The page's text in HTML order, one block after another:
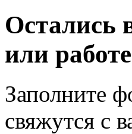
Остались
или
Заполните
свяжутся с